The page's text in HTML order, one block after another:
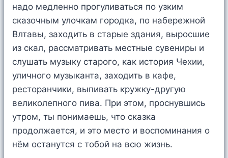
надо медленно прогуливаться по узким
сказочным улочкам городка, по набережной
Влтавы, заходить в старые здания, выросшие
из скал, рассматривать местные сувениры и
слушать музыку старого, как история Чехии,
уличного музыканта, заходить в кафе,
ресторанчики, выпивать кружку-другую
великолепного пива. При этом, проснувшись
утром, ты понимаешь, что сказка
продолжается, и это место и воспоминания о
нём останутся с тобой на всю жизнь.